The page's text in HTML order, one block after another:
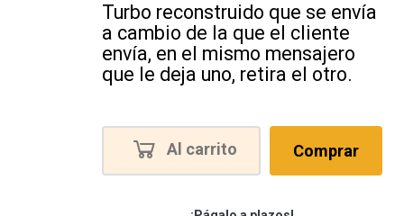
Turbo reconstruido que se envía
a cambio de la que el cliente
envía, en el mismo mensajero
que le deja uno, retira el otro.
Al carrito Comprar